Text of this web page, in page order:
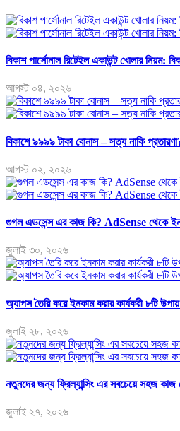
বিকাশ পার্সোনাল রিটেইল একাউন্ট খোলার নিয়ম:
আগস্ট ০৪, ২০২৬
বিকাশে ৯৯৯৯ টাকা বোনাস – সত্য নাকি
আগস্ট ০২, ২০২৬
গুগল এডসেন্স এর কাজ কি? AdSense থেকে
জুলাই ৩০, ২০২৬
অ্যাপস তৈরি করে ইনকাম করার কার্যকরী ৮টি
জুলাই ২৮, ২০২৬
নতুনদের জন্য ফ্রিল্যান্সিং এর সবচেয়ে সহজ কাজ
জুলাই ২৭, ২০২৬